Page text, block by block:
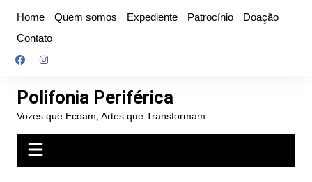
conteúdo
Home Quem somos Expediente Patrocínio
Doação
Contato
Polifonia Periférica
Vozes que Ecoam, Artes que Transformam